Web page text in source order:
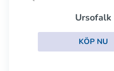
Betapace
KÖP NU